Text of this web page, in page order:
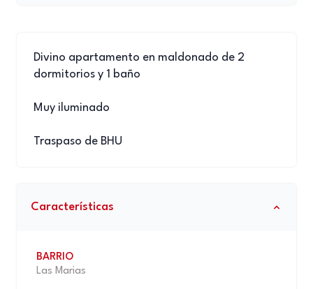
Divino apartamento en maldonado de 2
dormitorios y 1 baño
Muy iluminado
Traspaso de BHU
Características
BARRIO
Las Mari­as